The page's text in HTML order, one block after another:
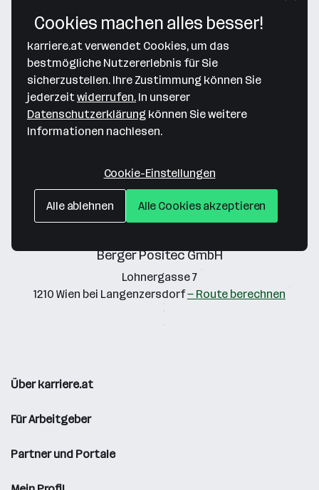
Bitte stimme unseren Cookie-
Richtlinien zu, um diese Karte
anzuzeigen.
Berger Positec GmbH
Lohnergasse 7
1210 Wien bei Langenzersdorf— Route berechnen
Über karriere.at
Für Arbeitgeber
Partner und Portale
Cookies machen alles besser!
karriere.at verwendet Cookies, um das
bestmögliche Nutzererlebnis für Sie
sicherzustellen. Ihre Zustimmung können Sie
jederzeitwiderrufen. In unserer
Datenschutzerklärung können Sie weitere
Informationen nachlesen.
Cookie-Einstellungen
Alle ablehnen Alle Cookies akzeptieren